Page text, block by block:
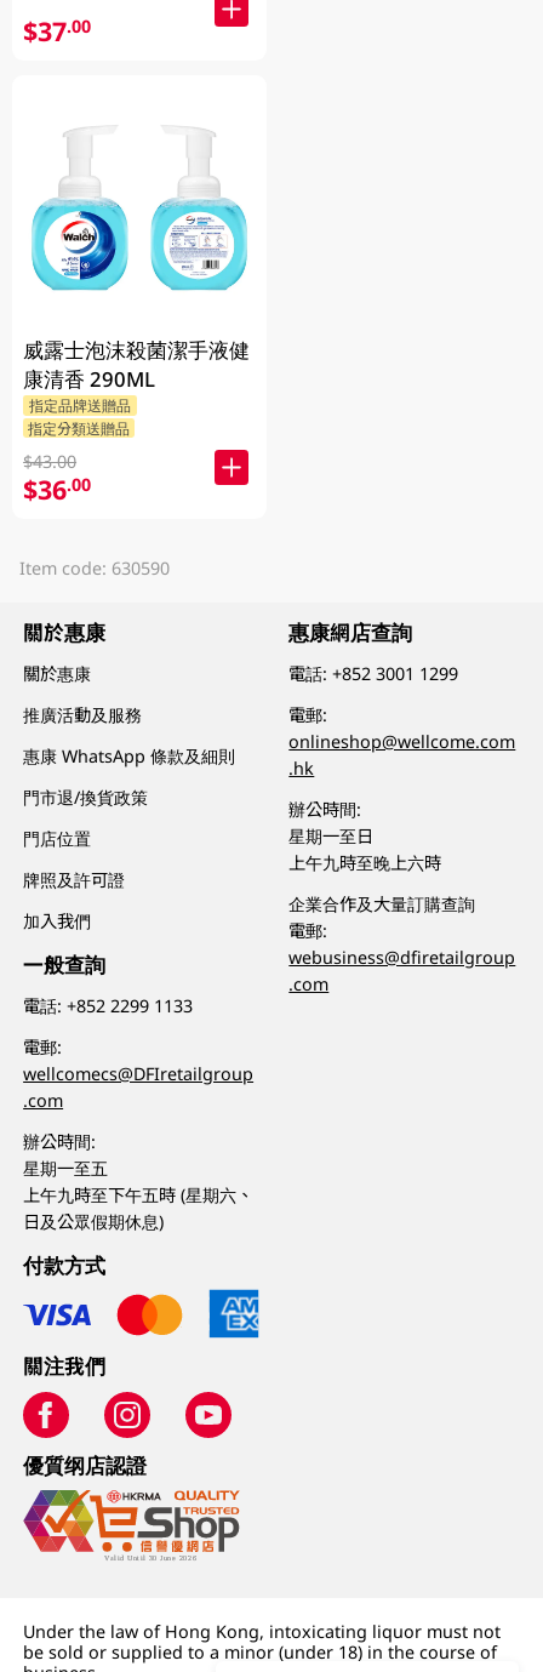
$37.00
威露士泡沫殺菌潔手液健
康清香 290ML
指定品牌送贈品
指定分類送贈品
$43.00
$36.00
Item code: 630590
關於惠康
關於惠康
推廣活動及服務
惠康 WhatsApp 條款及細則
門市退/換貨政策
門店位置
牌照及許可證
加入我們
一般查詢
電話:+852 2299 1133
電郵:
wellcomecs@DFIretailgroup
.com
辦公時間:
星期一至五
上午九時至下午五時 (星期六、
日及公眾假期休息)
惠康網店查詢
電話:+852 3001 1299
電郵:
onlineshop@wellcome.com
.hk
辦公時間:
星期一至日
上午九時至晚上六時
企業合作及大量訂購查詢
電郵:
webusiness@dfiretailgroup
.com
付款方式
關注我們
優質纲店認證
Under the law of Hong Kong, intoxicating liquor must not
be sold or supplied to a minor (under 18) in the course of